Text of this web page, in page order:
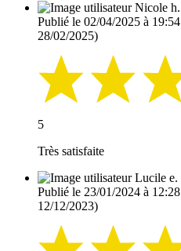
Nicole h.
Publié le 02/04/2025 à 19:54
28/02/2025)
5
Très satisfaite
Lucile e.
Publié le 23/01/2024 à 12:28
12/12/2023)